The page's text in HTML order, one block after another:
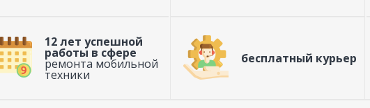
12 лет успешной
работы в сфере
ремонта мобильной
техники
бесплатный курьер